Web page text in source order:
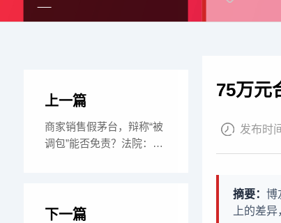
75万元
发布时
摘要： 博
上的差
上一篇
商家销售假茅台，辩称“被
调包”能否免责？法院：仍
下一篇